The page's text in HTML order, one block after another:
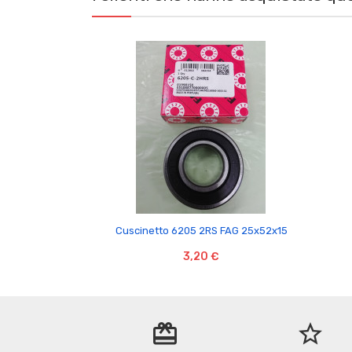

Cuscinetto 6205 2RS FAG 25x52x15
3,20 €
redeem star_border